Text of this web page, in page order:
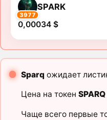
3977
SPARK
0,00034 $
Sparq ожидает
Цена на токен SPARQ
Чаще всего первые